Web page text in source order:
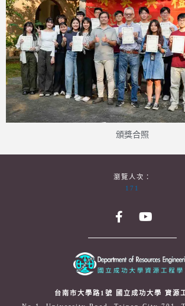
頒獎合照
瀏覽人次：
171
台南市大學路1號 國立成功大學 資源